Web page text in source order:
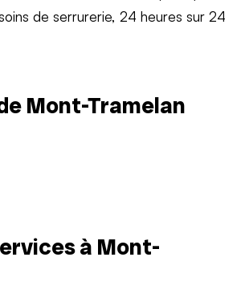
de serrurerie, 24 heures sur 24
Mont-Tramelan
à Mont-